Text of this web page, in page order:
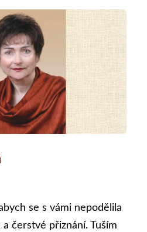
se s vámi nepodělila
čerstvé přiznání. Tuším